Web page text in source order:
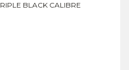
BLACK CALIBRE